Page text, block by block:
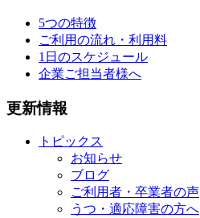
5つの特徴
ご利用の流れ・利用料
1日のスケジュール
企業ご担当者様へ
更新情報
トピックス
お知らせ
ブログ
ご利用者・卒業者の声
うつ・適応障害の方へ